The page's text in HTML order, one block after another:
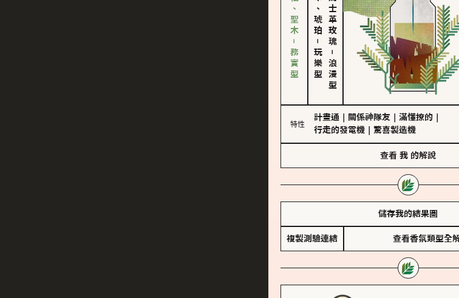
雪松、聖木－務實型 －
玩樂型
大馬士革玫瑰
－
浪漫型
特性
計畫通 關係神隊友 滿懂撩的
行走的發電機
驚喜製造機
查看 我 的解說
儲存我的結果圖
複製測驗連結 查看香氛類型全